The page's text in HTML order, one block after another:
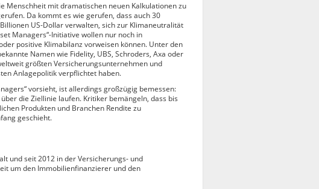
Menschheit mit dramatischen neuen Kalkulationen zu
Da kommt es wie gerufen, dass auch 30
US-Dollar verwalten, sich zur Klimaneutralität
Managers“-Initiative wollen nur noch in
positive Klimabilanz vorweisen können. Unter den
Namen wie Fidelity, UBS, Schroders, Axa oder
größten Versicherungsunternehmen und
Anlagepolitik verpflichtet haben.
vorsieht, ist allerdings großzügig bemessen:
die Ziellinie laufen. Kritiker bemängeln, dass bis
Produkten und Branchen Rendite zu
geschieht.
und seit 2012 in der Versicherungs- und
um den Immobilienfinanzierer und den